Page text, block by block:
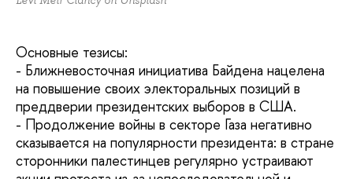
Основные тезисы:
- Ближневосточная инициатива Байдена нацелена
на повышение своих электоральных позиций в
преддверии президентских выборов в США.
- Продолжение войны в секторе Газа негативно
сказывается на популярности президента: в стране
сторонники палестинцев регулярно устраивают